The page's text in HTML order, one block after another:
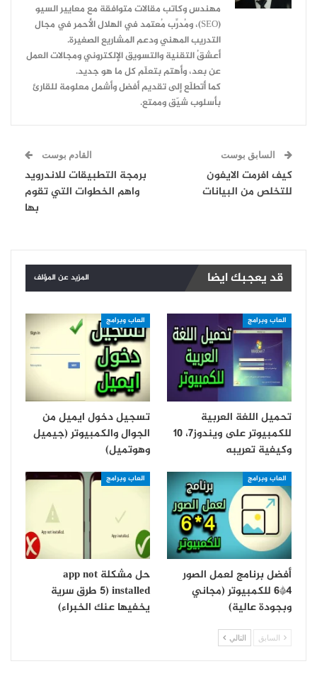
مهندس وكاتب مقالات متوافقة مع معايير السيو
(SEO)، ومُدرِّب مُعتمد في الهلال الأحمر في مجال
التدريب المهني ودعم المشاريع الصغيرة.
أعشقُ التقنية والتسويق الإلكتروني ومجالات العمل
عن بعد، وأهتم بتعلّم كل ما هو جديد.
كما أتطلّع إلى تقديم أفضل وأشمل معلومة للقارئ
بأسلوب شيّق وممتع.
السابق بوست
كيف افرمت الايفون
للتخلص من البيانات
القادم بوست
برمجة التطبيقات للاندرويد
واهم الخطوات التي تقوم
بها
قد يعجبك ايضا المزيد عن المؤلف
العاب وبرامج
تحميل اللغة العربية
للكمبيوتر على ويندوز7، 10
وكيفية تعريبه
العاب وبرامج
تسجيل دخول ايميل من
الجوال والكمبيوتر (جيميل
وهوتميل)
العاب وبرامج
أفضل برنامج لعمل الصور
4*6 للكمبيوتر (مجاني
وبجودة عالية)
العاب وبرامج
حل مشكلة app not
installed (5 طرق سرية
يخفيها عنك الخبراء)
السابق التالي